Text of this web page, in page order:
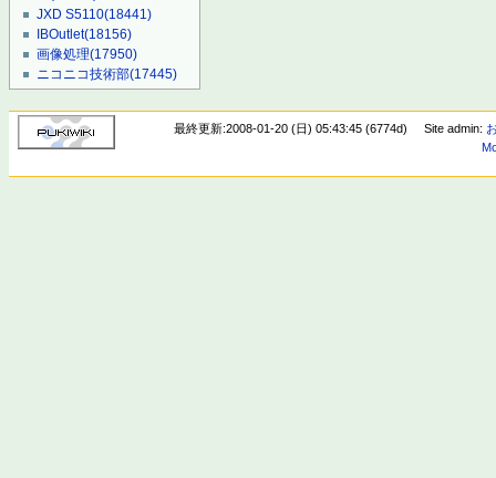
JXD S5110(18441)
IBOutlet(18156)
画像処理(17950)
ニコニコ技術部(17445)
最終更新:2008-01-20 (日) 05:43:45 (6774d) Site admin: